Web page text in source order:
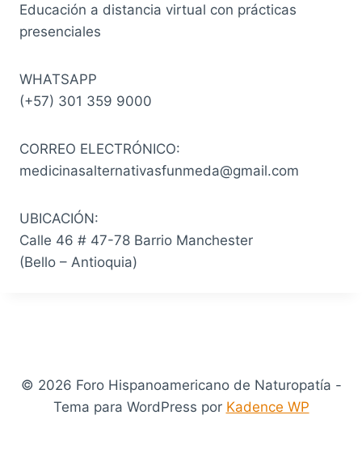
Educación a distancia virtual con prácticas
presenciales
WHATSAPP
(+57) 301 359 9000
CORREO ELECTRÓNICO:
medicinasalternativasfunmeda@gmail.com
UBICACIÓN:
Calle 46 # 47-78 Barrio Manchester
(Bello – Antioquia)
© 2026 Foro Hispanoamericano de Naturopatía -
Tema para WordPress por Kadence WP